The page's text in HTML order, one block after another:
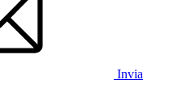
Invia